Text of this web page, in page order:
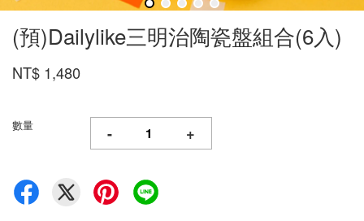
(預)Dailylike三明治陶瓷盤組合(6入)
NT$ 1,480
數量 - +